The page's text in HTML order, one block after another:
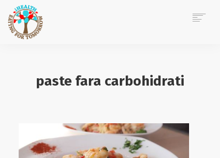
CONSILIERE NUTRIȚIE
paste fara carbohidrati